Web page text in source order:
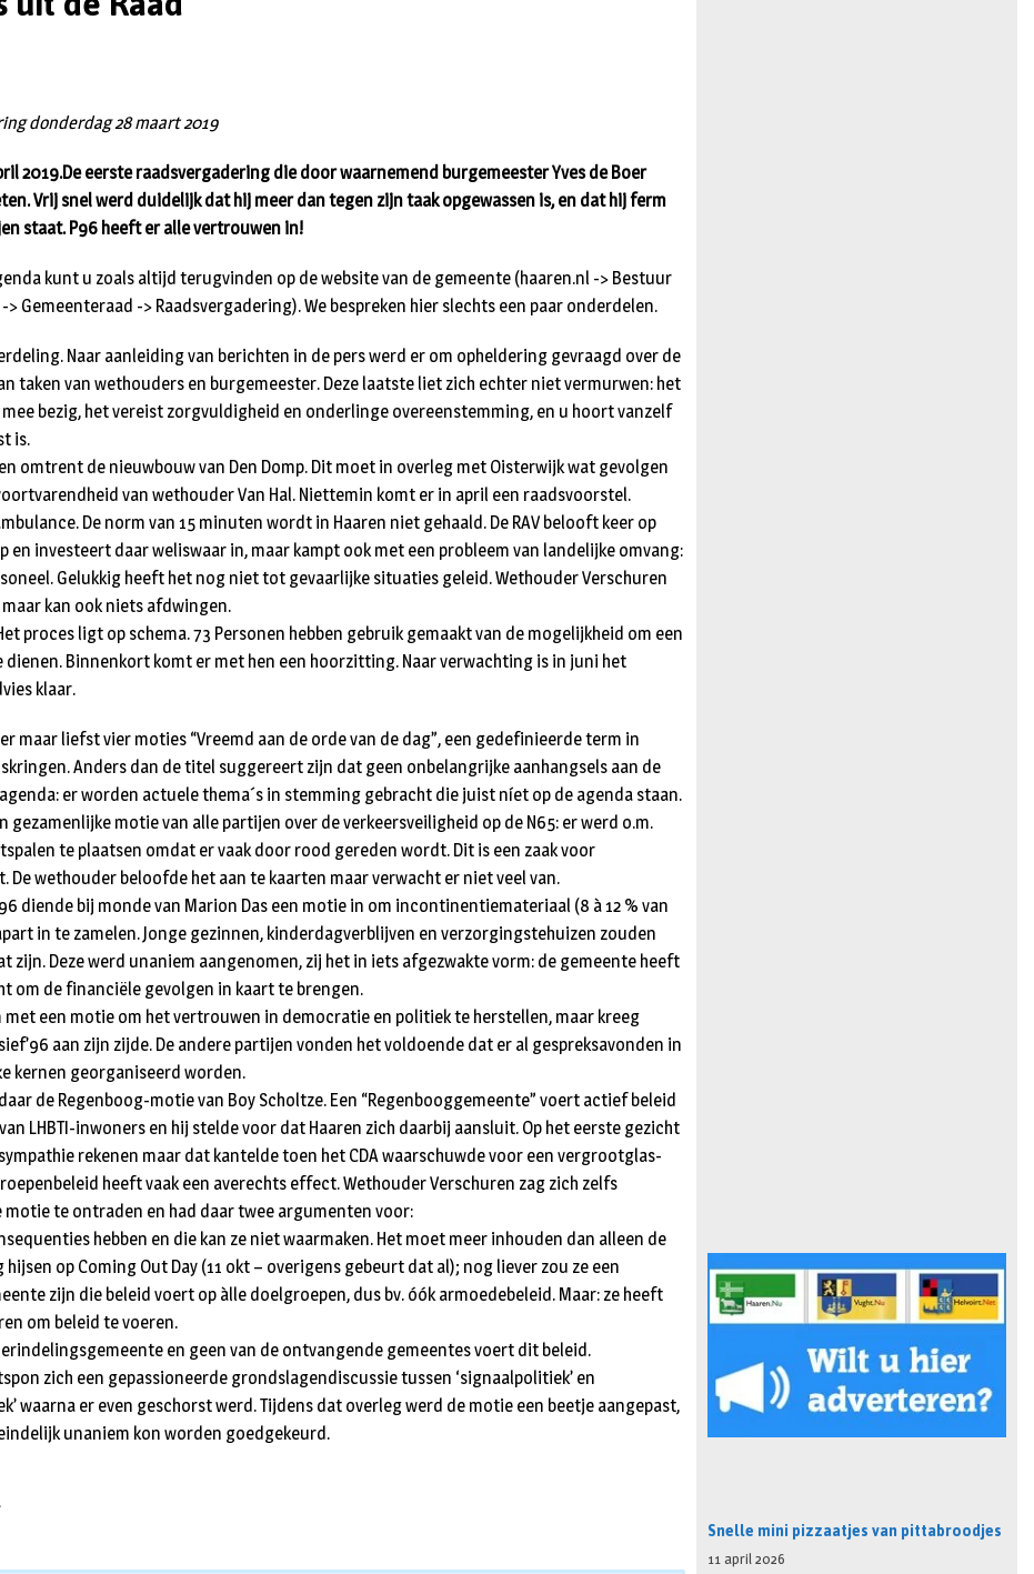
donderdag 28 maart 2019
2019.De eerste raadsvergadering die door waarnemend burgemeester Yves de Boer
Vrij snel werd duidelijk dat hij meer dan tegen zijn taak opgewassen is, en dat hij ferm
staat. P96 heeft er alle vertrouwen in!
kunt u zoals altijd terugvinden op de website van de gemeente (haaren.nl -> Bestuur
Gemeenteraad -> Raadsvergadering). We bespreken hier slechts een paar onderdelen.
Naar aanleiding van berichten in de pers werd er om opheldering gevraagd over de
taken van wethouders en burgemeester. Deze laatste liet zich echter niet vermurwen: het
bezig, het vereist zorgvuldigheid en onderlinge overeenstemming, en u hoort vanzelf
is.
omtrent de nieuwbouw van Den Domp. Dit moet in overleg met Oisterwijk wat gevolgen
van wethouder Van Hal. Niettemin komt er in april een raadsvoorstel.
De norm van 15 minuten wordt in Haaren niet gehaald. De RAV belooft keer op
en investeert daar weliswaar in, maar kampt ook met een probleem van landelijke omvang:
Gelukkig heeft het nog niet tot gevaarlijke situaties geleid. Wethouder Verschuren
kan ook niets afdwingen.
proces ligt op schema. 73 Personen hebben gebruik gemaakt van de mogelijkheid om een
dienen. Binnenkort komt er met hen een hoorzitting. Naar verwachting is in juni het
klaar.
maar liefst vier moties “Vreemd aan de orde van de dag”, een gedefinieerde term in
Anders dan de titel suggereert zijn dat geen onbelangrijke aanhangsels aan de
er worden actuele thema´s in stemming gebracht die juist níet op de agenda staan.
gezamenlijke motie van alle partijen over de verkeersveiligheid op de N65: er werd o.m.
te plaatsen omdat er vaak door rood gereden wordt. Dit is een zaak voor
De wethouder beloofde het aan te kaarten maar verwacht er niet veel van.
diende bij monde van Marion Das een motie in om incontinentiemateriaal (8 à 12 % van
in te zamelen. Jonge gezinnen, kinderdagverblijven en verzorgingstehuizen zouden
zijn. Deze werd unaniem aangenomen, zij het in iets afgezwakte vorm: de gemeente heeft
om de financiële gevolgen in kaart te brengen.
met een motie om het vertrouwen in democratie en politiek te herstellen, maar kreeg
aan zijn zijde. De andere partijen vonden het voldoende dat er al gespreksavonden in
kernen georganiseerd worden.
de Regenboog-motie van Boy Scholtze. Een “Regenbooggemeente” voert actief beleid
LHBTI-inwoners en hij stelde voor dat Haaren zich daarbij aansluit. Op het eerste gezicht
rekenen maar dat kantelde toen het CDA waarschuwde voor een vergrootglas-
heeft vaak een averechts effect. Wethouder Verschuren zag zich zelfs
motie te ontraden en had daar twee argumenten voor:
hebben en die kan ze niet waarmaken. Het moet meer inhouden dan alleen de
op Coming Out Day (11 okt – overigens gebeurt dat al); nog liever zou ze een
zijn die beleid voert op àlle doelgroepen, dus bv. óók armoedebeleid. Maar: ze heeft
om beleid te voeren.
en geen van de ontvangende gemeentes voert dit beleid.
zich een gepassioneerde grondslagendiscussie tussen ‘signaalpolitiek’ en
waarna er even geschorst werd. Tijdens dat overleg werd de motie een beetje aangepast,
unaniem kon worden goedgekeurd.
Snelle mini pizzaatjes van pittabroodjes
11 april 2026